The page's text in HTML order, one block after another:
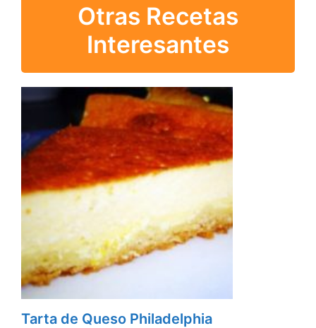
Otras Recetas
Interesantes
Tarta de Queso Philadelphia